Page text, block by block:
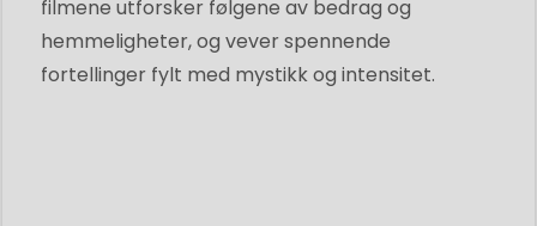
filmene utforsker følgene av bedrag og
hemmeligheter, og vever spennende
fortellinger fylt med mystikk og intensitet.